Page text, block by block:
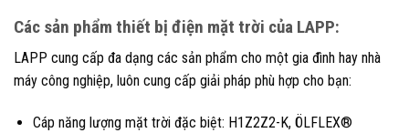
Các sản phẩm thiết bị điện mặt trời của LAPP:
LAPP cung cấp đa dạng các sản phẩm cho một gia đình hay nhà
máy công nghiệp, luôn cung cấp giải pháp phù hợp cho bạn:
Cáp năng lượng mặt trời đặc biệt: H1Z2Z2-K, ÖLFLEX®